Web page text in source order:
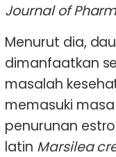
Journal of
Menurut dia,
dimanfaatkan
masalah
memasuki
penurunan
latin Marsilea